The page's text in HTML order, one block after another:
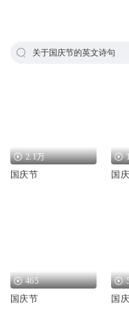
关于国庆节的英文诗句
2.1万
国庆节 国
465
国庆节 国